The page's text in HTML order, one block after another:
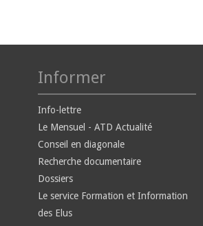
Informer
Info-lettre
Le Mensuel - ATD Actualité
Conseil en diagonale
Recherche documentaire
Dossiers
Le service Formation et Information
des Elus